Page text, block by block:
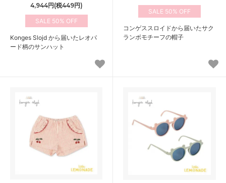
4,944円(税449円)
50%
Konges Slojd から届いたレオパ
ード柄のサンハット
50%
コンゲススロイドから届いたサク
ランボモチーフの帽子